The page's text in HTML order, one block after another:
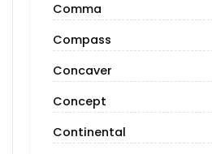
Comma
Compass
Concaver
Concept
Continental